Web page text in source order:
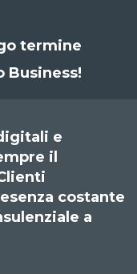
termine
Business!
e
il
costante
a